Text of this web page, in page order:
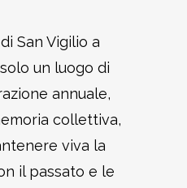
San Vigilio a
un luogo di
annuale,
collettiva,
viva la
il passato e le